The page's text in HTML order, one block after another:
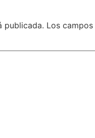
publicada. Los